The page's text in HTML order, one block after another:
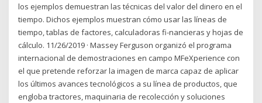
los ejemplos demuestran las técnicas del valor del dinero en el
tiempo. Dichos ejemplos muestran cómo usar las líneas de
tiempo, tablas de factores, calculadoras fi-nancieras y hojas de
cálculo. 11/26/2019 · Massey Ferguson organizó el programa
internacional de demostraciones en campo MFeXperience con
el que pretende reforzar la imagen de marca capaz de aplicar
los últimos avances tecnológicos a su línea de productos, que
engloba tractores, maquinaria de recolección y soluciones